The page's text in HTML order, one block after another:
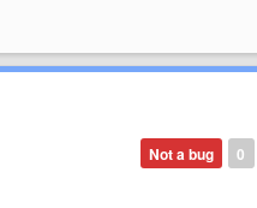
0
Not a bug